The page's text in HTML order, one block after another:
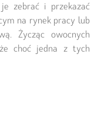
zebrać i przekazać
na rynek pracy lub
Życząc owocnych
choć jedna z tych